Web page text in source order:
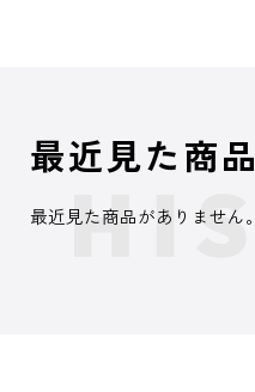
最近見た商品
最近見た商品がありません。